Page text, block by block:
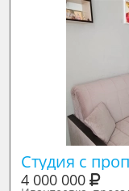
Студия с
4 000 000